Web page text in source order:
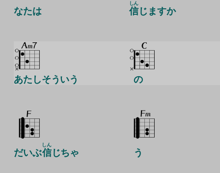
なたは 信
しん
じますか
あたしそういう の
だいぶ信
しん
じちゃ う